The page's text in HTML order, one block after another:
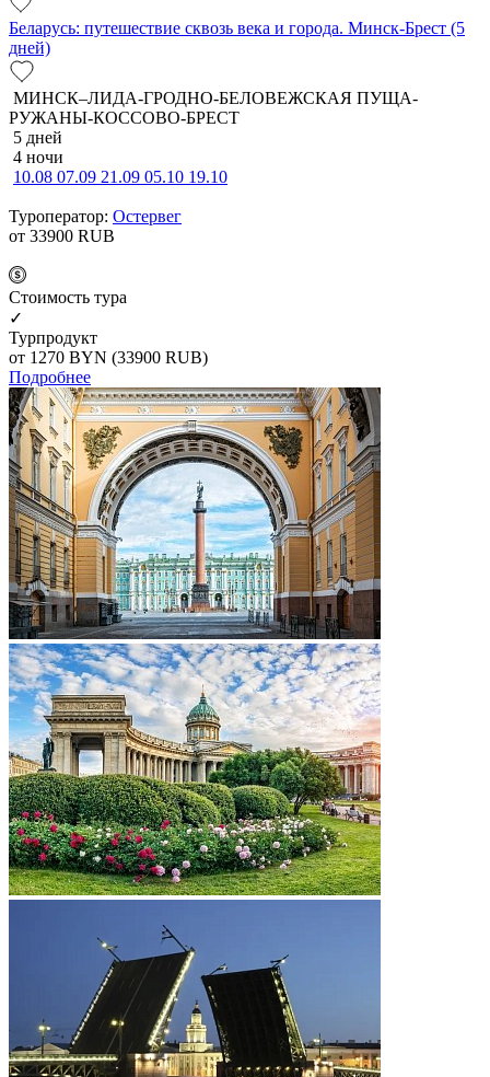
Беларусь: путешествие сквозь века и города. Минск-Брест (5
дней)
МИНСК–ЛИДА-ГРОДНО-БЕЛОВЕЖСКАЯ ПУЩА-
РУЖАНЫ-КОССОВО-БРЕСТ
5 дней
4 ночи
10.08 07.09 21.09 05.10 19.10
Туроператор: Остервег
от 33900 RUB
Cтоимость тура
✓
Турпродукт
от 1270 BYN (33900 RUB)
Подробнее